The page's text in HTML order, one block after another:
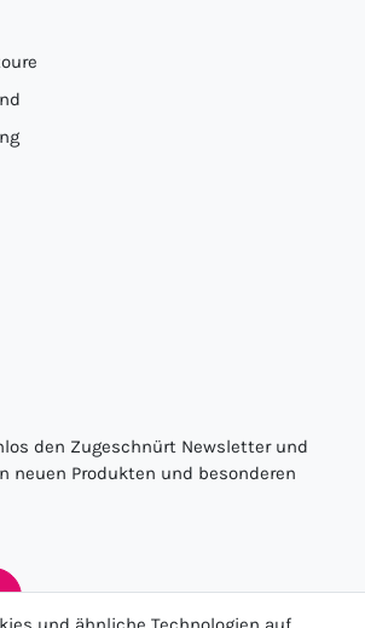
den Zugeschnürt Newsletter und
neuen Produkten und besonderen